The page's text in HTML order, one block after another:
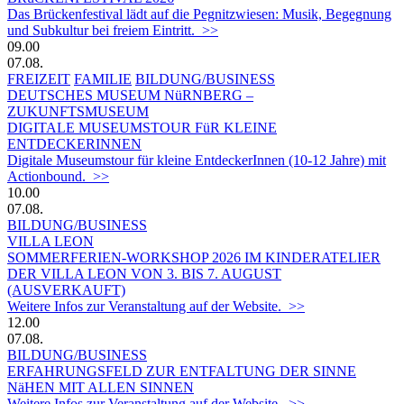
Das Brückenfestival lädt auf die Pegnitzwiesen: Musik, Begegnung
und Subkultur bei freiem Eintritt. >>
09.00
07.08.
FREIZEIT FAMILIE BILDUNG/BUSINESS
DEUTSCHES MUSEUM NüRNBERG –
ZUKUNFTSMUSEUM
DIGITALE MUSEUMSTOUR FüR KLEINE
ENTDECKERINNEN
Digitale Museumstour für kleine EntdeckerInnen (10-12 Jahre) mit
Actionbound. >>
10.00
07.08.
BILDUNG/BUSINESS
VILLA LEON
SOMMERFERIEN-WORKSHOP 2026 IM KINDERATELIER
DER VILLA LEON VON 3. BIS 7. AUGUST
(AUSVERKAUFT)
Weitere Infos zur Veranstaltung auf der Website. >>
12.00
07.08.
BILDUNG/BUSINESS
ERFAHRUNGSFELD ZUR ENTFALTUNG DER SINNE
NäHEN MIT ALLEN SINNEN